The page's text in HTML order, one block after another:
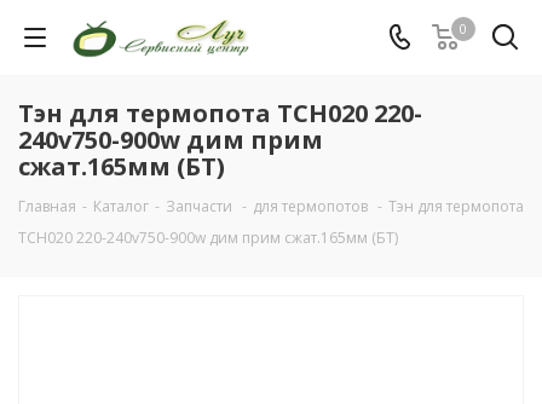
0
Тэн для термопота TCH020 220-
240v750-900w дим прим
сжат.165мм (БТ)
Главная - Каталог - Запчасти - для термопотов - Тэн для термопота
TCH020 220-240v750-900w дим прим сжат.165мм (БТ)